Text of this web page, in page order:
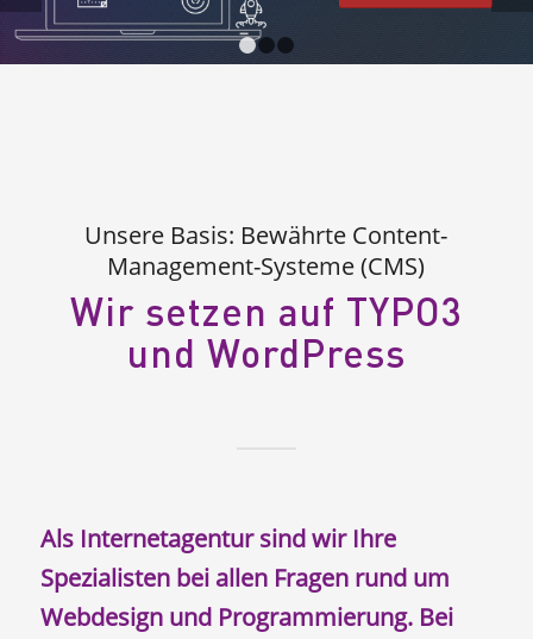
123
Unsere Basis: Bewährte Content-
Management-Systeme (CMS)
Wir setzen auf TYPO3
und WordPress
Als Internetagentur sind wir Ihre
Spezialisten bei allen Fragen rund um
Webdesign und Programmierung. Bei